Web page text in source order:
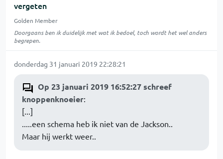
vergeten
Golden Member
Doorgaans ben ik duidelijk met wat ik bedoel, toch wordt het wel anders
begrepen.
donderdag 31 januari 2019 22:28:21
Op 23 januari 2019 16:52:27 schreef
knoppenknoeier:
[...]
.....een schema heb ik niet van de Jackson..
Maar hij werkt weer..